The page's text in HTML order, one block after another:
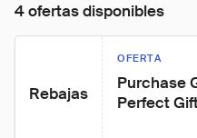
4 ofertas disponibles
Rebajas
OFERTA
Purchase
Perfect